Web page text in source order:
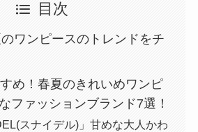
目次
ワンピースのトレンドをチ
め！春夏のきれいめワンピ
ファッションブランド7選！
スナイデル)」甘めな大人かわ